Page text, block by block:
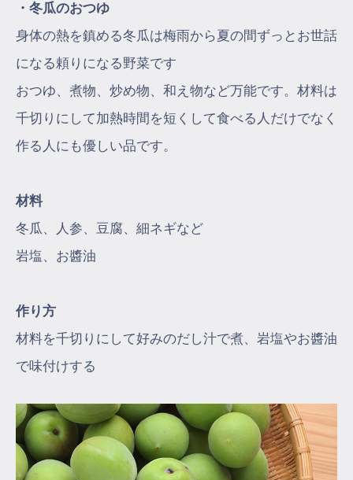
・冬瓜のおつゆ
身体の熱を鎮める冬瓜は梅雨から夏の間ずっとお世話
になる頼りになる野菜です
おつゆ、煮物、炒め物、和え物など万能です。材料は
千切りにして加熱時間を短くして食べる人だけでなく
作る人にも優しい品です。
材料
冬瓜、人参、豆腐、細ネギなど
岩塩、お醬油
作り方
材料を千切りにして好みのだし汁で煮、岩塩やお醬油
で味付けする